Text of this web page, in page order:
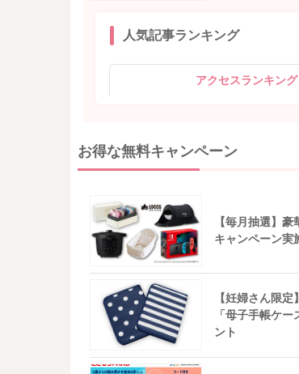
人気記事ランキング
アクセスランキング
お得な無料キャンペーン
【毎月抽選】
キャンペーン実
【妊婦さん限
「母子手帳ケ
ント